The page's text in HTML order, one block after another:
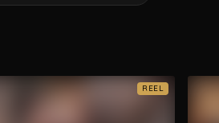
REEL